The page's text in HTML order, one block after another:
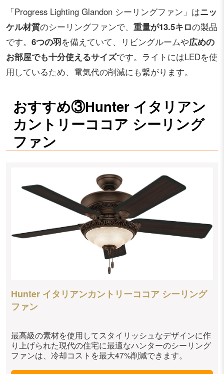
「Progress Lighting Glandon シーリングファン」はニッ
ケル材質のシーリングファンで、 重量が13.5キロの製品
です。 6つの羽を備えていて、リビングルームや広めの
お部屋でも十分使えるサイズです。ライトにはLEDを使
用しているため、電気代の削減にも繋がります。
おすすめ③Hunter イタリアン
カントリーココア シーリング
ファン
Hunter イタリアンカントリーココア シーリング
ファン
最高級の素材を使用してスタイリッシュなデザインに作
り上げられた現代の住宅に最適なハンターのシーリング
ファンは、冷却コストを最大47%削減できます。